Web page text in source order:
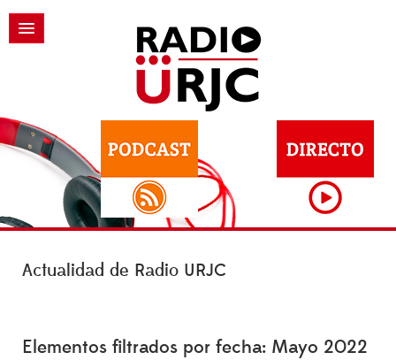
Actualidad de Radio URJC
Elementos filtrados por fecha: Mayo 2022